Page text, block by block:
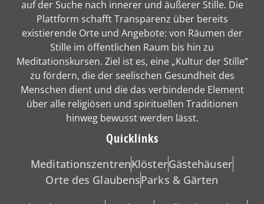
auf der Suche nach innerer und äußerer Stille. Die
Plattform schafft Transparenz über bereits
existierende Orte und Angebote: von Räumen der
Stille im öffentlichen Raum bis hin zu
Meditationskursen. Ziel ist es, eine „Kultur der Stille“
zu fördern, die der seelischen Gesundheit des
Menschen dient und die das verbindende Element
über alle religiösen und spirituellen Traditionen
hinweg bewusst werden lässt.
Quicklinks
MeditationszentrenKlösterGästehäuser
Orte des GlaubensParks & Gärten